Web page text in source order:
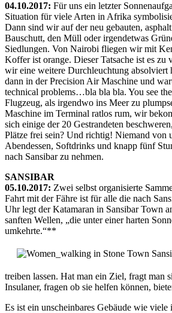
04.10.2017: Für uns ein letzter
Situation für viele Arten in Afrika
Dann sind wir auf der neu gebauten,
Bauschutt, den Müll oder irgendetwas
Siedlungen. Von Nairobi fliegen wir mit
Koffer ist orange. Dieser Tatsache ist es
wir eine weitere Durchleuchtung
dann in der Precision Air Maschine und
technical problems…bla bla bla. You see
Flugzeug, als irgendwo ins Meer zu
Maschine im Terminal ratlos rum, wir
sich einige der 20 Gestrandeten
Plätze frei sein? Und richtig! Niemand von
Abendessen, Softdrinks und knapp fünf
nach Sansibar zu nehmen.
SANSIBAR
05.10.2017: Zwei selbst organisierte
Fahrt mit der Fähre ist für alle die nach
Uhr legt der Katamaran in Sansibar Town
sanften Wellen, „die unter einer harten
umkehrte.“**
treiben lassen. Hat man ein Ziel, fragt man
Insulaner, fragen ob sie helfen können,
Es ist ein unscheinbares Gebäude wie